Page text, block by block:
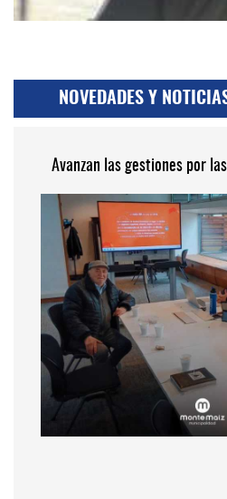
NOVEDADES Y
Avanzan las gestiones por las